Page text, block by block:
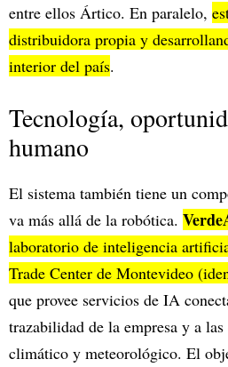
entre ellos Ártico. En paralelo,
distribuidora propia y
interior del país.
Tecnología,
humano
El sistema también tiene un
va más allá de la robótica.
laboratorio de inteligencia
Trade Center de Montevideo
que provee servicios de IA
trazabilidad de la empresa y a
climático y meteorológico. El